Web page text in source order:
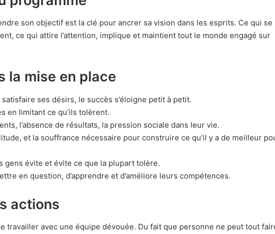
son objectif est la clé pour ancrer sa vision dans les esprits. Ce qui se
ce qui attire l’attention, implique et maintient tout le monde engagé sur
la mise en place
ses désirs, le succès s’éloigne petit à petit.
en limitant ce qu’ils tolèrent.
l’absence de résultats, la pression sociale dans leur vie.
et la souffrance nécessaire pour construire ce qu’il y a de meilleur
gens évite et évite ce que la plupart tolère.
en question, d’apprendre et d’améliore leurs compétences.
actions
travailler avec une équipe dévouée. Du fait que personne ne peut tout